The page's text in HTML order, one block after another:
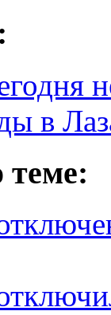
в
теме: